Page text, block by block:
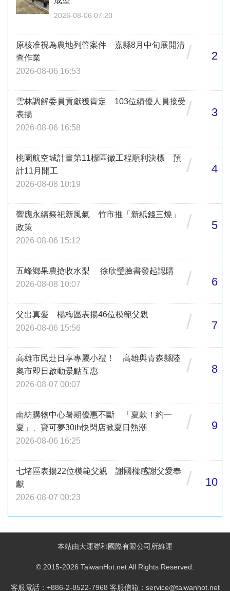
2026-08-06 07:20
原核准視為農地列管案件 嘉縣8月中旬展開清
查作業
2026-08-06 16:53
/ 2
雲林調解委員貢獻獲肯定 103位績優人員接受
表揚
2026-08-06 16:58
/ 3
桃園航空城計畫第11標區徵工程順利決標 預
計11月開工
2026-08-08 10:19
/ 4
響應永續祭祀新風氣 竹市推「新紙錢三燒」
政策
2026-08-06 15:12
/ 5
五峰鄉果農搶收水梨 徐欣瑩臉書發起認購
2026-08-08 10:07
/ 6
父出真愛 楊梅區表揚46位模範父親
2026-08-06 15:56
/ 7
高雄市民赴日享專屬小禮！ 高雄與青森縣陸
奧市即日啟動景點互惠
2026-08-07 00:07
/ 8
南紡購物中心暑期優惠不斷 「夏款！約一
夏」、寶可夢30th快閃店掀夏日熱潮
2026-08-06 16:25
/ 9
七堵區表揚22位模範父親 謝國樑感謝父愛奉
獻
2026-08-07 00:23
/ 10
本站由大運聯和國際有限公司所維運
© 2015-2026 TaiwanHot.net All Rights Reserved.
客服電話：+886-2-8522-7968 客服信箱：service@taiwanhot.net